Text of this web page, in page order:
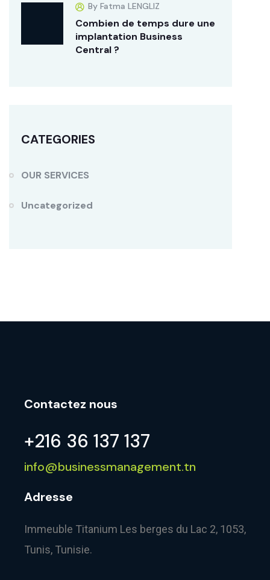
By Fatma LENGLIZ
Combien de temps dure une
implantation Business
Central ?
CATEGORIES
OUR SERVICES
Uncategorized
Contactez nous
+216 36 137 137
info@businessmanagement.tn
Adresse
Immeuble Titanium Les berges du Lac 2, 1053,
Tunis, Tunisie.